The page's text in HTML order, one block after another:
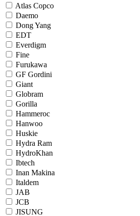
Atlas Copco
Daemo
Dong Yang
EDT
Everdigm
Fine
Furukawa
GF Gordini
Giant
Globram
Gorilla
Hammeroc
Hanwoo
Huskie
Hydra Ram
HydroKhan
Ibtech
Inan Makina
Italdem
JAB
JCB
JISUNG